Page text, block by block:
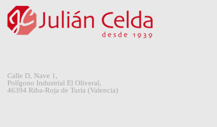
Calle D, Nave 1,
Polígono Industrial El Oliveral,
46394 Riba-Roja de Turia (Valencia)